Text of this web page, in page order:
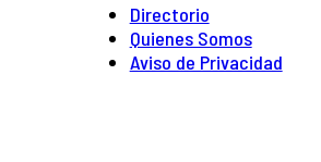
Directorio
Quienes Somos
Aviso de Privacidad